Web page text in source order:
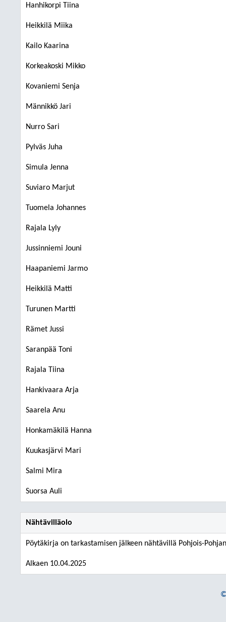
Hanhikorpi Tiina
Heikkilä Miika
Kailo Kaarina
Korkeakoski Mikko
Kovaniemi Senja
Männikkö Jari
Nurro Sari
Pylväs Juha
Simula Jenna
Suviaro Marjut
Tuomela Johannes
Rajala Lyly
Jussinniemi Jouni
Haapaniemi Jarmo
Heikkilä Matti
Turunen Martti
Rämet Jussi
Saranpää Toni
Rajala Tiina
Hankivaara Arja
Saarela Anu
Honkamäkilä Hanna
Kuukasjärvi Mari
Salmi Mira
Suorsa Auli
Nähtävilläolo
Pöytäkirja on tarkastamisen jälkeen nähtävillä Pohjois-
Alkaen 10.04.2025